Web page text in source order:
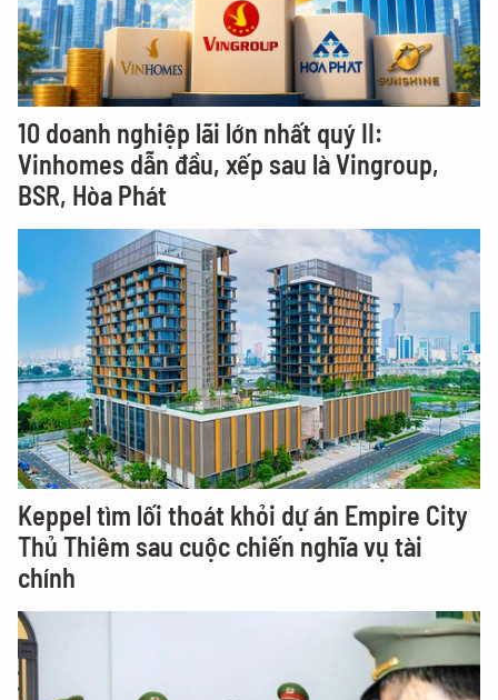
10 doanh nghiệp lãi lớn nhất quý II:
Vinhomes dẫn đầu, xếp sau là Vingroup,
BSR, Hòa Phát
Keppel tìm lối thoát khỏi dự án Empire City
Thủ Thiêm sau cuộc chiến nghĩa vụ tài
chính